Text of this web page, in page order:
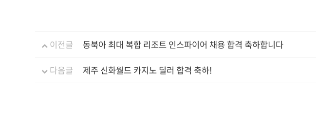
이전글 동북아 최대 복합 리조트 인스파이어 채용 합격 축하합니다
다음글 제주 신화월드 카지노 딜러 합격 축하!